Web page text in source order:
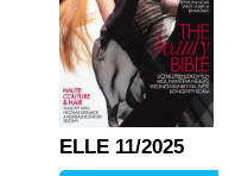
ELLE 11/2025